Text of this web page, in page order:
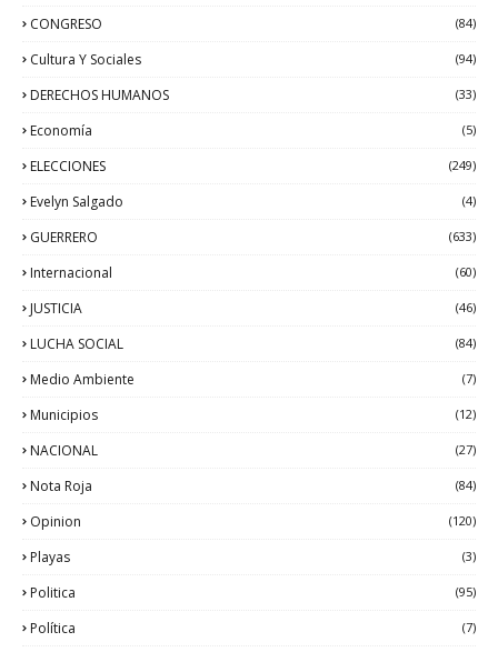
CONGRESO (84)
Cultura Y Sociales (94)
DERECHOS HUMANOS (33)
Economía (5)
ELECCIONES (249)
Evelyn Salgado (4)
GUERRERO (633)
Internacional (60)
JUSTICIA (46)
LUCHA SOCIAL (84)
Medio Ambiente (7)
Municipios (12)
NACIONAL (27)
Nota Roja (84)
Opinion (120)
Playas (3)
Politica (95)
Política (7)